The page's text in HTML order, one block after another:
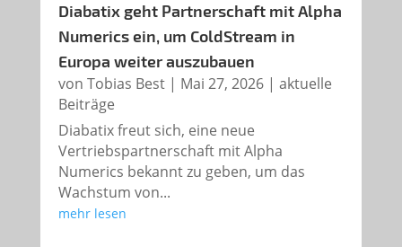
Diabatix geht Partnerschaft mit Alpha
Numerics ein, um ColdStream in
Europa weiter auszubauen
von Tobias Best| Mai 27, 2026| aktuelle
Beiträge
Diabatix freut sich, eine neue
Vertriebspartnerschaft mit Alpha
Numerics bekannt zu geben, um das
Wachstum von...
mehr lesen